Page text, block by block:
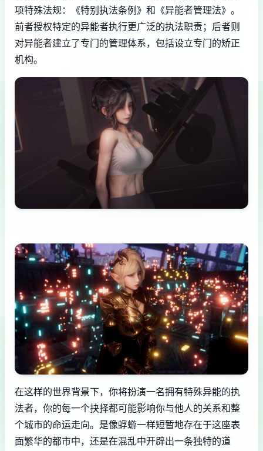
项特殊法规：《特别执法条例》和《异能者管理法》。
前者授权特定的异能者执行更广泛的执法职责；后者则
对异能者建立了专门的管理体系，包括设立专门的矫正
机构。
在这样的世界背景下，你将扮演一名拥有特殊异能的执
法者，你的每一个抉择都可能影响你与他人的关系和整
个城市的命运走向。是像蜉蝣一样短暂地存在于这座表
面繁华的都市中，还是在混乱中开辟出一条独特的道